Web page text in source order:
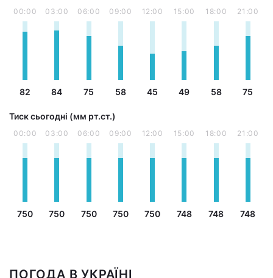
00:00
82
03:00
84
06:00
75
09:00
58
12:00
45
15:00
49
18:00
58
21:00
75
Тиск сьогодні (мм рт.ст.)
00:00
750
03:00
750
06:00
750
09:00
750
12:00
750
15:00
748
18:00
748
21:00
748
ПОГОДА В УКРАЇНІ